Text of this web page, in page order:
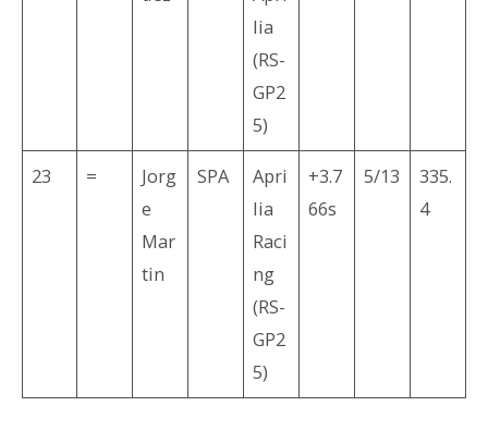
lia
(RS-
GP2
5)
23 =
Jorg
e
Mar
tin
SPA
Apri
lia
Raci
ng
(RS-
GP2
5)
+3.7
66s
5/13
335.
4